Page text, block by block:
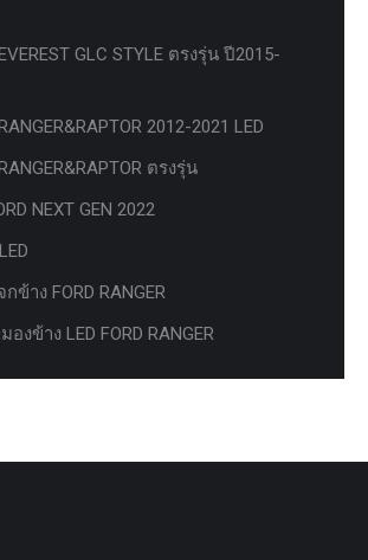
GLC STYLE ตรงรุ่น ปี2015-
2012-2021 LED
ตรงรุ่น
NEXT GEN 2022
าง FORD RANGER
งข้าง LED FORD RANGER